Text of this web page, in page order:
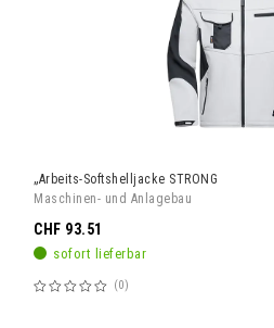
„Arbeits-Softshelljacke STRONG
Maschinen- und Anlagebau
sofort lieferbar
Bewertung:
0
CHF 93.51